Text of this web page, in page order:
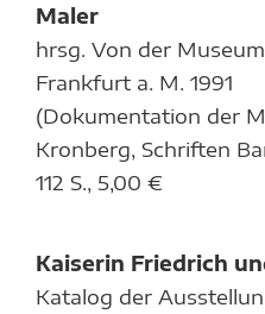
Maler
hrsg. Von der
Frankfurt a. M. 1991
(Dokumentation der
Kronberg, Schriften
112 S., 5,00 €
Kaiserin Friedrich
Katalog der